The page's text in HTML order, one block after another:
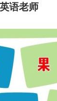
语老师